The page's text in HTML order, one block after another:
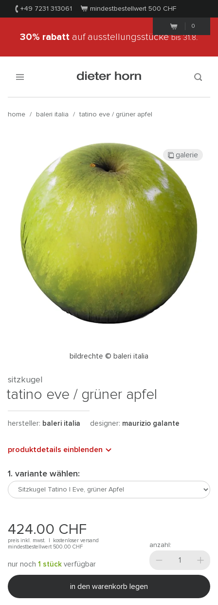
+49 7231 313061 mindestbestellwert 500 CHF
0
30% rabatt auf ausstellungsstückebis 31.8.
home / baleri italia / tatino eve / grüner apfel
bildrechte © baleri italia
galerie
sitzkugel
tatino eve / grüner apfel
hersteller: baleri italia designer: maurizio galante
produktdetails einblenden
1. variante wählen:
424.00 CHF
preis inkl. mwst. |
kostenloser versand
mindestbestellwert 500.00 CHF
nur noch 1 stück verfügbar
anzahl:
in den warenkorb legen